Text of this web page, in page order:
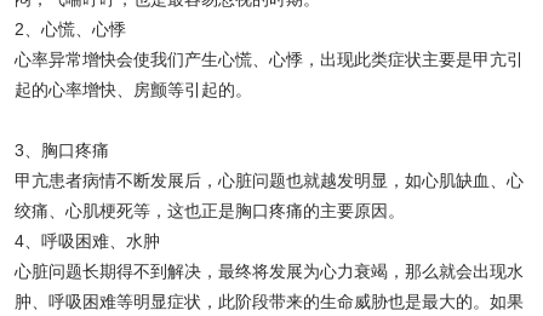
2、心慌、心悸
心率异常增快会使我们产生心慌、心悸，出现此类症状主要是甲亢引
起的心率增快、房颤等引起的。
3、胸口疼痛
甲亢患者病情不断发展后，心脏问题也就越发明显，如心肌缺血、心
绞痛、心肌梗死等，这也正是胸口疼痛的主要原因。
4、呼吸困难、水肿
心脏问题长期得不到解决，最终将发展为心力衰竭，那么就会出现水
肿、呼吸困难等明显症状，此阶段带来的生命威胁也是最大的。如果